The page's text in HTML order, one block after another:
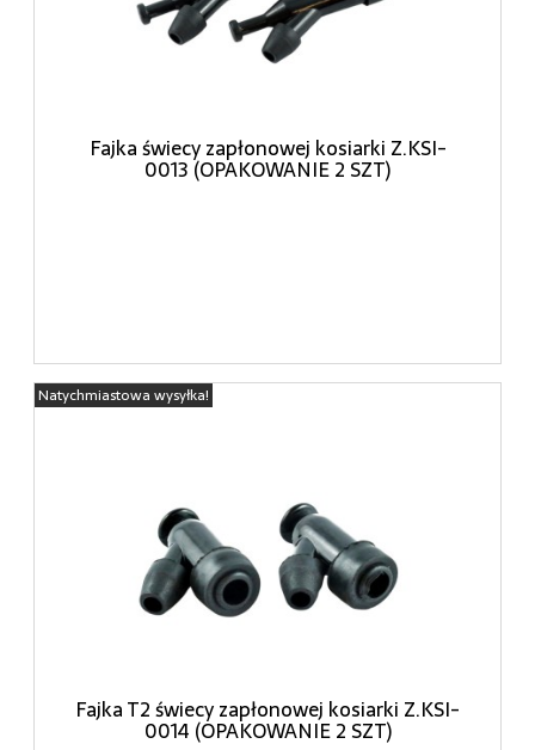
Fajka świecy zapłonowej kosiarki Z.KSI-
0013 (OPAKOWANIE 2 SZT)
Fajka T2 świecy zapłonowej kosiarki Z.KSI-
0014 (OPAKOWANIE 2 SZT)
Natychmiastowa wysyłka!